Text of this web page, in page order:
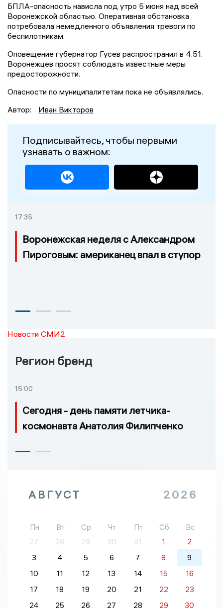
БПЛА-опасность нависла под утро 5 июня над всей
Воронежской областью. Оперативная обстановка
потребовала немедленного объявления тревоги по
беспилотникам.
Оповещение губернатор Гусев распространил в 4.51.
Воронежцев просят соблюдать известные меры
предосторожности.
Опасности по муниципалитетам пока не объявлялись.
Автор:
Иван Викторов
Подписывайтесь, чтобы первыми
узнавать о важном:
17:35
Воронежская неделя с Александром
Пироговым: американец впал в ступор
Новости СМИ2
Регион бренд
15:00
Сегодня - день памяти летчика-
космонавта Анатолия Филипченко
АВГУСТ 2026
Пн Вт Ср Чт Пт Сб
Вс
27
28 29 30 31 1
2
3
4 5 6 7 8
9
10
11 12 13 14 15
16
17
18 19 20 21 22
23
24
25 26 27 28 29
30